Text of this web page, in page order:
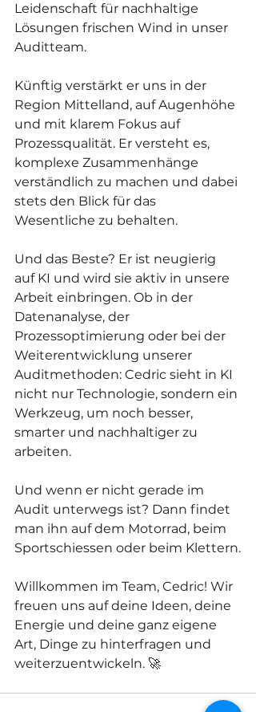
Leidenschaft für nachhaltige
Lösungen frischen Wind in unser
Auditteam.
Künftig verstärkt er uns in der
Region Mittelland, auf Augenhöhe
und mit klarem Fokus auf
Prozessqualität. Er versteht es,
komplexe Zusammenhänge
verständlich zu machen und dabei
stets den Blick für das
Wesentliche zu behalten.
Und das Beste? Er ist neugierig
auf KI und wird sie aktiv in unsere
Arbeit einbringen. Ob in der
Datenanalyse, der
Prozessoptimierung oder bei der
Weiterentwicklung unserer
Auditmethoden: Cedric sieht in KI
nicht nur Technologie, sondern ein
Werkzeug, um noch besser,
smarter und nachhaltiger zu
arbeiten.
Und wenn er nicht gerade im
Audit unterwegs ist? Dann findet
man ihn auf dem Motorrad, beim
Sportschiessen oder beim Klettern.
Willkommen im Team, Cedric! Wir
freuen uns auf deine Ideen, deine
Energie und deine ganz eigene
Art, Dinge zu hinterfragen und
weiterzuentwickeln. 🚀